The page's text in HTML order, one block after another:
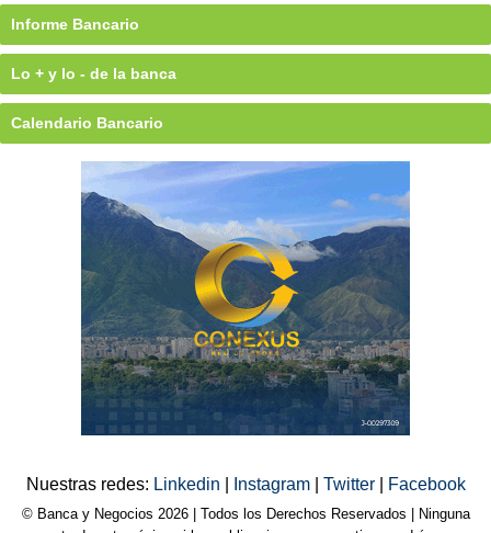
Informe Bancario
Lo + y lo - de la banca
Calendario Bancario
Nuestras redes: Linkedin Instagram Twitter Facebook
© Banca y Negocios 2026 | Todos los Derechos Reservados | Ninguna